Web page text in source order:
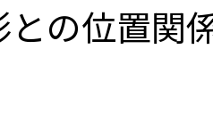
との位置関